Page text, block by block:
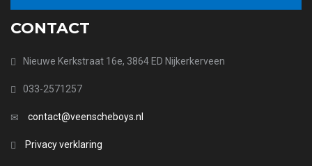
CONTACT
Nieuwe Kerkstraat 16e, 3864 ED Nijkerkerveen
033-2571257
contact@veenscheboys.nl
Privacy verklaring